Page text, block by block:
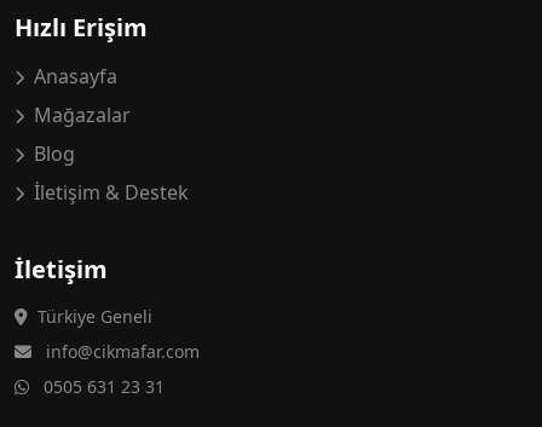
Hızlı Erişim
Anasayfa
Mağazalar
Blog
İletişim & Destek
İletişim
Türkiye Geneli
info@cikmafar.com
0505 631 23 31